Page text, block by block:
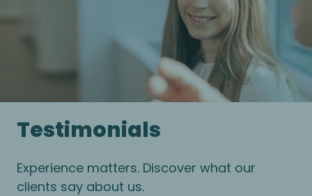
Testimonials
Experience matters. Discover what our
clients say about us.